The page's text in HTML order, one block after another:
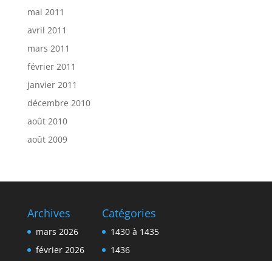
mai 2011
avril 2011
mars 2011
février 2011
janvier 2011
décembre 2010
août 2010
août 2009
Archives
mars 2026
février 2026
Catégories
1430 à 1435
1436